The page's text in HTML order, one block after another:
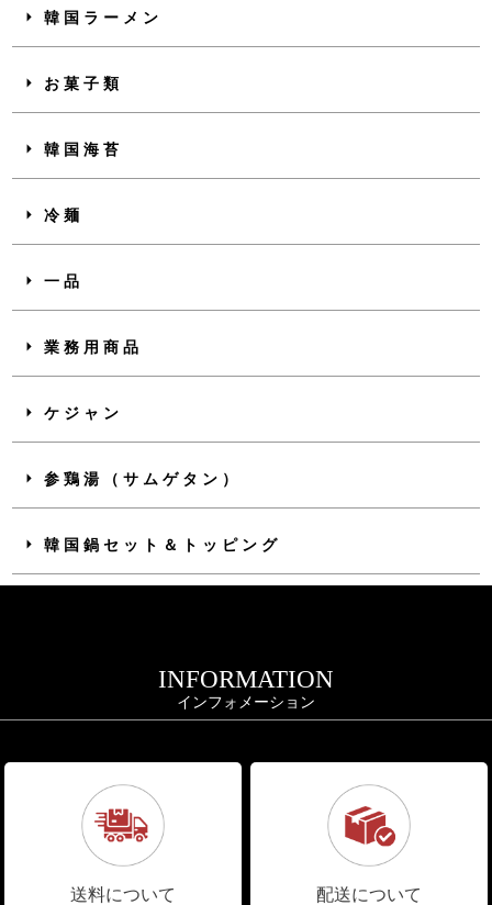
韓国ラーメン
お菓子類
韓国海苔
冷麺
一品
業務用商品
ケジャン
参鶏湯（サムゲタン）
韓国鍋セット＆トッピング
INFORMATION
インフォメーション
送料について 配送について